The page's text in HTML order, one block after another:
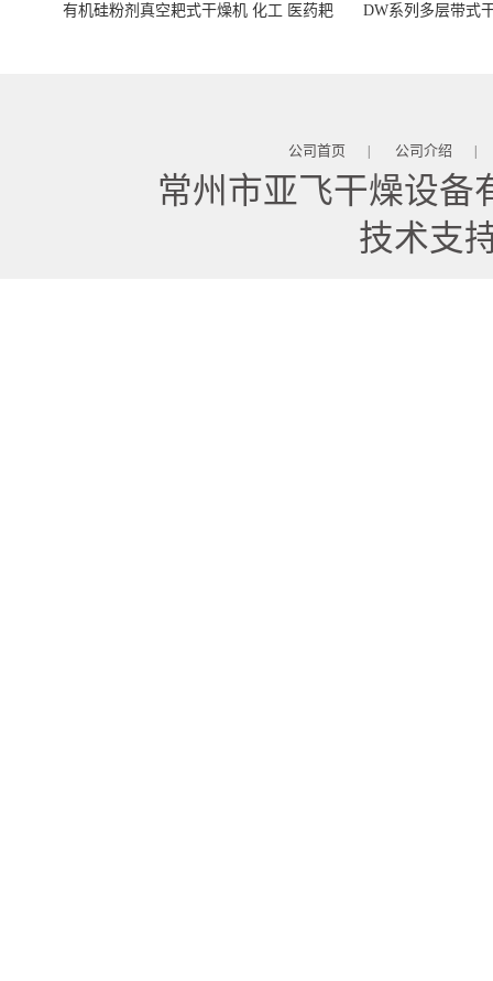
有机硅粉剂真空耙式干燥机 化工 医药耙
DW系列多层带式
公司首页 | 公司介绍 |
常州市亚飞干燥设备
技术支